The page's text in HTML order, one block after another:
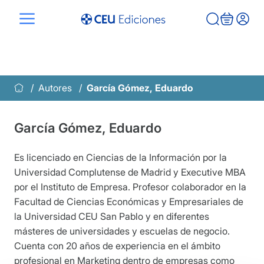
Autores García Gómez, Eduardo
García Gómez, Eduardo
Es licenciado en Ciencias de la Información por la
Universidad Complutense de Madrid y Executive MBA
por el Instituto de Empresa. Profesor colaborador en la
Facultad de Ciencias Económicas y Empresariales de
la Universidad CEU San Pablo y en diferentes
másteres de universidades y escuelas de negocio.
Cuenta con 20 años de experiencia en el ámbito
profesional en Marketing dentro de empresas como